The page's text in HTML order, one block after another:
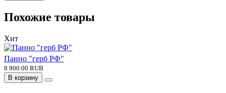
Отправить
Похожие товары
Хит